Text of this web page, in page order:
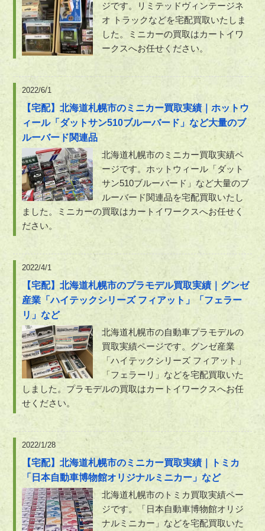
ジです。リミテッドヴィンテージネ
オ トラックなどを宅配買取いたしま
した。ミニカーの買取はカートイワ
ークスへお任せください。
2022/6/1
【宅配】北海道札幌市のミニカー買取実績｜ホットウ
ィール「ダットサン510ブルーバード」など大量のブ
ルーバード関連品
北海道札幌市のミニカー買取実績ペ
ージです。ホットウィール「ダット
サン510ブルーバード」など大量のブ
ルーバード関連品を宅配買取いたし
ました。ミニカーの買取はカートイワークスへお任せく
ださい。
2022/4/1
【宅配】北海道札幌市のプラモデル買取実績｜グンゼ
産業「ハイテックシリーズ フィアット」「フェラー
リ」など
北海道札幌市の自動車プラモデルの
買取実績ページです。グンゼ産業
「ハイテックシリーズ フィアット」
「フェラーリ」などを宅配買取いた
しました。プラモデルの買取はカートイワークスへお任
せください。
2022/1/28
【宅配】北海道札幌市のミニカー買取実績｜トミカ
「日本自動車博物館オリジナルミニカー」など
北海道札幌市のトミカ買取実績ペー
ジです。「日本自動車博物館オリジ
ナルミニカー」などを宅配買取いた